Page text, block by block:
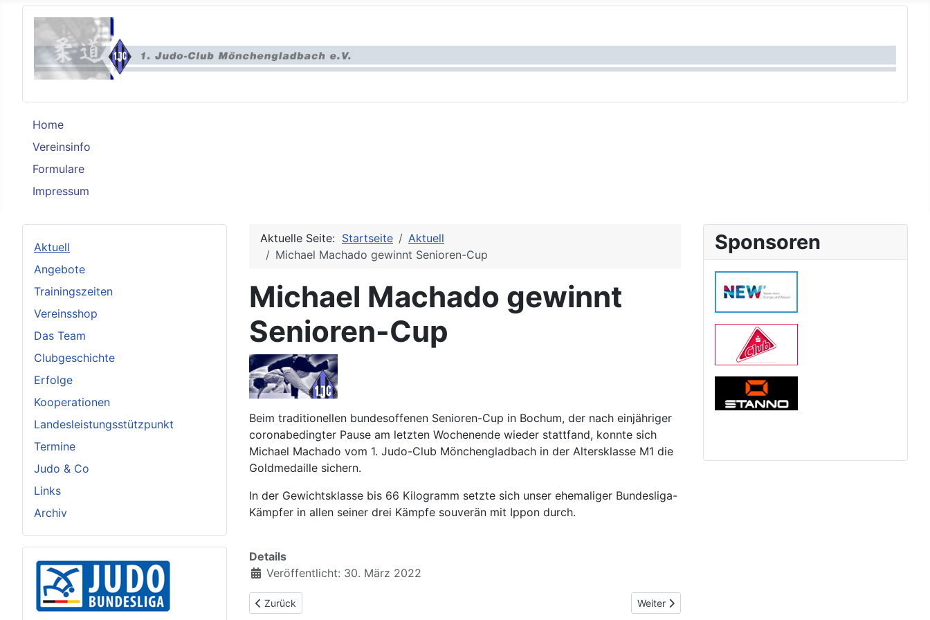
Home
Vereinsinfo
Formulare
Impressum
Aktuell
Angebote
Trainingszeiten
Vereinsshop
Das Team
Clubgeschichte
Erfolge
Kooperationen
Landesleistungsstützpunkt
Termine
Judo & Co
Links
Archiv
Aktuelle Seite: Startseite
Aktuell
Michael Machado gewinnt Senioren-Cup
Michael Machado gewinnt
Senioren-Cup
Beim traditionellen bundesoffenen Senioren-Cup in Bochum, der nach einjähriger
coronabedingter Pause am letzten Wochenende wieder stattfand, konnte sich
Michael Machado vom 1. Judo-Club Mönchengladbach in der Altersklasse M1 die
Goldmedaille sichern.
In der Gewichtsklasse bis 66 Kilogramm setzte sich unser ehemaliger Bundesliga-
Kämpfer in allen seiner drei Kämpfe souverän mit Ippon durch.
Details
Veröffentlicht: 30. März 2022
Vorheriger Beitrag: Saisonauftakt der zweiten Bundesliga 2022 gegen Braunschweig
Zurück Nächster Beitrag: Neue Coronaregeln
Weiter
Sponsoren